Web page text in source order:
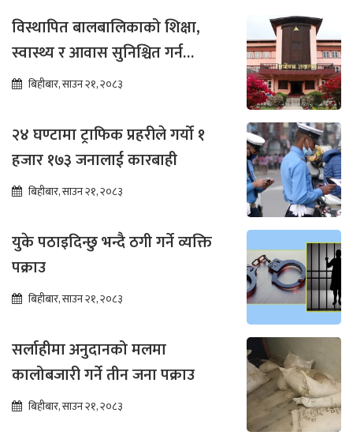
विस्थापित बालबालिकाको शिक्षा,
स्वास्थ्य र आवास सुनिश्चित गर्न
सर्वोच्चको अन्तरिम आदेश
बिहीबार, साउन २१, २०८३
२४ घण्टामा ट्राफिक प्रहरीले गर्यो १
हजार १७३ जनालाई कारबाही
बिहीबार, साउन २१, २०८३
युके पठाइदिन्छु भन्दै ठगी गर्ने व्यक्ति
पक्राउ
बिहीबार, साउन २१, २०८३
सर्लाहीमा अनुदानको मलमा
कालोबजारी गर्ने तीन जना पक्राउ
बिहीबार, साउन २१, २०८३